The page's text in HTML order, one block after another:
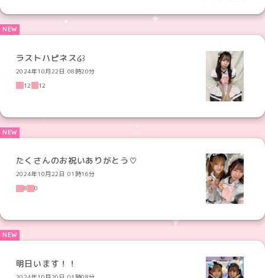
ラストハピネス໒꒱
2024年10月22日 08時20分
12
12
たくさんのお祝いありがとう♡
2024年10月22日 01時16分
8
0
明日います！！